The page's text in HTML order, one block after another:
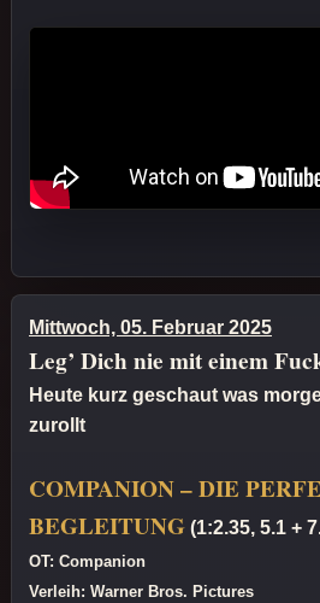
Mittwoch, 05. Februar 2025
Leg’ Dich nie mit einem
Heute kurz geschaut was
zurollt
COMPANION – DIE
BEGLEITUNG (1:2.35, 5.1 +
OT: Companion
Verleih: Warner Bros. Pictures